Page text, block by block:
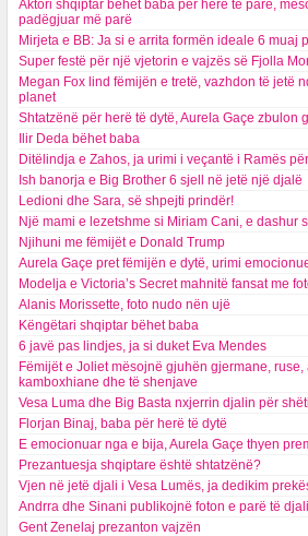
Aktori shqiptar bëhet baba për herë të parë,
padëgjuar më parë
Mirjeta e BB: Ja si e arrita formën ideale 6 muaj
Super festë për një vjetorin e vajzës së Fjolla
Megan Fox lind fëmijën e tretë, vazhdon të jetë
planet
Shtatzënë për herë të dytë, Aurela Gaçe zbulon
Ilir Deda bëhet baba
Ditëlindja e Zahos, ja urimi i veçantë i Ramës
Ish banorja e Big Brother 6 sjell në jetë një djalë
Ledioni dhe Sara, së shpejti prindër!
Një mami e lezetshme si Miriam Cani, e dashur
Njihuni me fëmijët e Donald Trump
Aurela Gaçe pret fëmijën e dytë, urimi
Modelja e Victoria’s Secret mahnitë fansat me
Alanis Morissette, foto nudo nën ujë
Këngëtari shqiptar bëhet baba
6 javë pas lindjes, ja si duket Eva Mendes
Fëmijët e Joliet mësojnë gjuhën gjermane,
kamboxhiane dhe të shenjave
Vesa Luma dhe Big Basta nxjerrin djalin për
Florjan Binaj, baba për herë të dytë
E emocionuar nga e bija, Aurela Gaçe thyen
Prezantuesja shqiptare është shtatzënë?
Vjen në jetë djali i Vesa Lumës, ja dedikim
Andrra dhe Sinani publikojnë foton e parë të
Gent Zenelaj prezanton vajzën